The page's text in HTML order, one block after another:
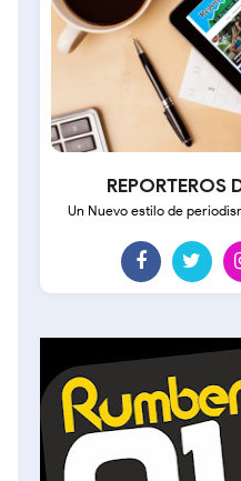
REPORTEROS
Un Nuevo estilo de